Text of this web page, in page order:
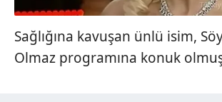
Sağlığına kavuşan ünlü isim,
Olmaz programına konuk